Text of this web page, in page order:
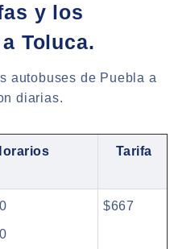
y los
Toluca.
autobuses de Puebla a
diarias.
Tarifa
$667